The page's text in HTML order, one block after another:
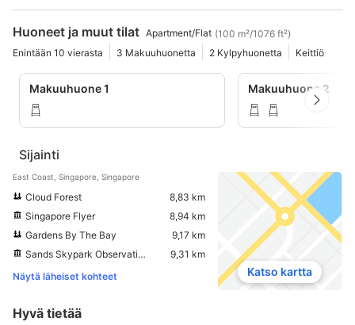
Huoneet ja muut tilat Apartment/Flat (100 m²/1076 ft²)
Enintään 10 vierasta
3 Makuuhuonetta 2 Kylpyhuonetta Keittiö
Makuuhuone 1 Makuuhuone 2
Sijainti
East Coast, Singapore, Singapore
Cloud Forest
8,83 km
Singapore Flyer
8,94 km
Gardens By The Bay
9,17 km
Sands Skypark Observation Deck
9,31 km
Näytä läheiset kohteet
Katso kartta
Hyvä tietää